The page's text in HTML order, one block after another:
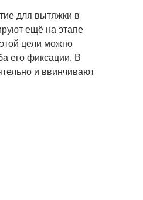
для вытяжки в
ещё на этапе
цели можно
его фиксации. В
и ввинчивают